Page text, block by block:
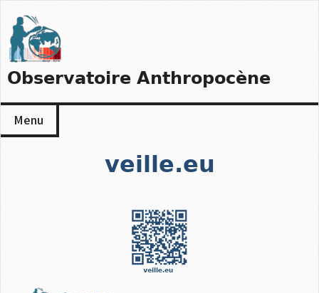
to
content
Observatoire Anthropocène
Menu
veille.eu